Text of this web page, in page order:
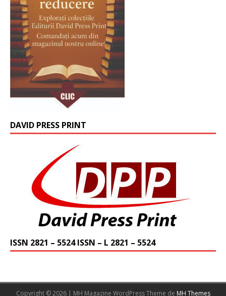
DAVID PRESS PRINT
ISSN 2821 – 5524 ISSN – L 2821 – 5524
Copyright © 2026 | MH Magazine WordPress Theme de MH Themes